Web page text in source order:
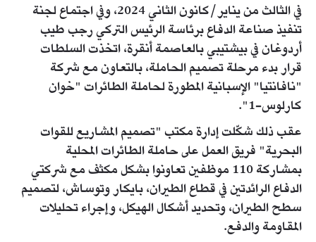
في الثالث من يناير/كانون الثاني 2024، وفي اجتماع لجنة
تنفيذ صناعة الدفاع برئاسة الرئيس التركي رجب طيب
أردوغان في بيشتيبي بالعاصمة أنقرة، اتخذت السلطات
قرار بدء مرحلة تصميم الحاملة، بالتعاون مع شركة
"نافانتيا" الإسبانية المطورة لحاملة الطائرات "خوان
كارلوس-1".
عقب ذلك شكّلت إدارة مكتب "تصميم المشاريع للقوات
البحرية" فريق العمل على حاملة الطائرات المحلية
بمشاركة 110 موظفين تعاونوا بشكل مكثف مع شركتي
الدفاع الرائدتين في قطاع الطيران، بايكار وتوساش، لتصميم
سطح الطيران، وتحديد أشكال الهيكل، وإجراء تحليلات
المقاومة والدفع.